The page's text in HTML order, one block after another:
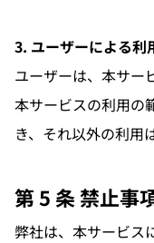
3. ユーザーによる利
ユーザーは、本サー
本サービスの利用の
き、それ以外の利用
第 5 条 禁止事
弊社は、本サービス